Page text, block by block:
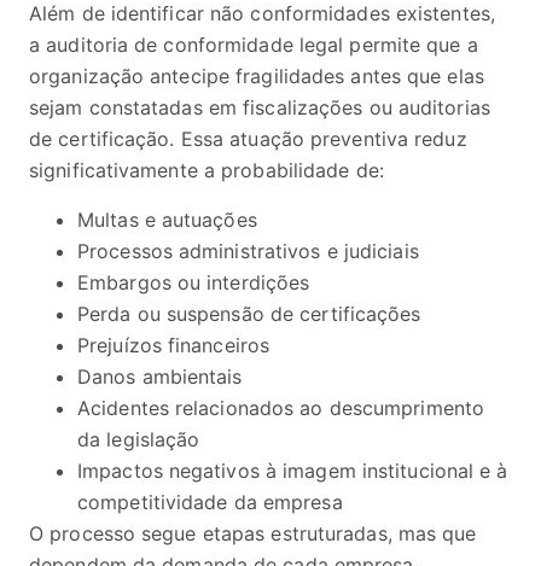
Além de identificar não conformidades existentes,
a auditoria de conformidade legal permite que a
organização antecipe fragilidades antes que elas
sejam constatadas em fiscalizações ou auditorias
de certificação. Essa atuação preventiva reduz
significativamente a probabilidade de:
Multas e autuações
Processos administrativos e judiciais
Embargos ou interdições
Perda ou suspensão de certificações
Prejuízos financeiros
Danos ambientais
Acidentes relacionados ao descumprimento
da legislação
Impactos negativos à imagem institucional e à
competitividade da empresa
O processo segue etapas estruturadas, mas que